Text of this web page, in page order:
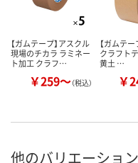
【ガムテープ】アスクル
現場のチカラ ラミネー
ト加工 クラフ…
￥259～（税込）
【ガムテ
クラフト
黄土 …
￥
他のバリエーション